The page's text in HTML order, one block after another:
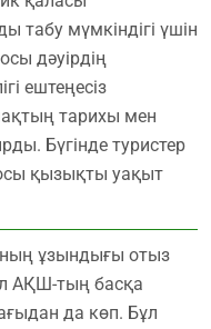
мүмкіндігі үшін
дәуірдің
ештеңесіз
тарихы мен
Бүгінде туристер
қызықты уақыт
ұзындығы отыз
АҚШ-тың басқа
да көп. Бұл